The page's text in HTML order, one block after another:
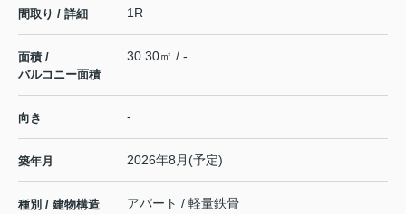
間取り / 詳細 1R
面積 /
バルコニー面積
30.30㎡ / -
向き -
築年月 2026年8月(予定)
種別 / 建物構造 アパート / 軽量鉄骨